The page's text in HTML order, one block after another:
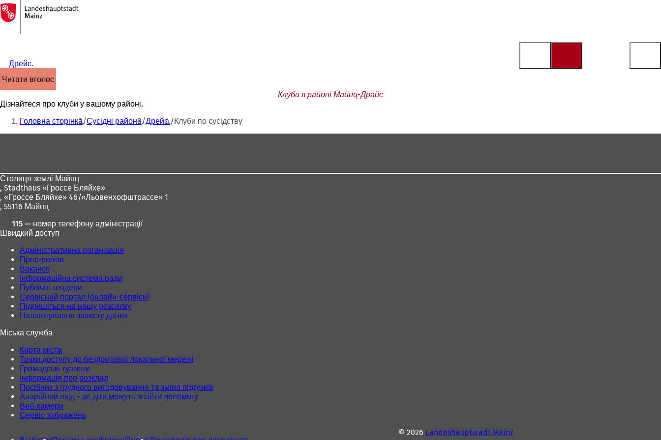
Перейти до змісту
На
головну
сторінку
Дрейс.
читати вголос
Клуби в районі Майнц-Драйс
Дізнайтеся про клуби у вашому районі.
Ти
тут:
Головна сторінка Сусідні райони Дрейс. Клуби по сусідству
Столиця землі Майнц
, Stadthaus «Гроссе Бляйхе»
, «Гроссе Бляйхе» 46/«Льовенхофштрассе» 1
, 55116 Майнц
115 — номер телефону адміністрації
Швидкий доступ
Адміністративна організація
Прес-релізи
Вакансії
Інформаційна система ради
Публічні тендери
Сервісний портал (онлайн-сервіси)
Підпишіться на нашу розсилку
Налаштування захисту даних
Міська служба
Карта міста
Точки доступу до бездротової локальної мережі
Громадські туалети
Інформація про розклад
Посібник з грудного вигодовування та зміни підгузків
Аварійний вхід - де діти можуть знайти допомогу
Веб-камери
Сервіс зображень
© 2026 Landeshauptstadt Mainz